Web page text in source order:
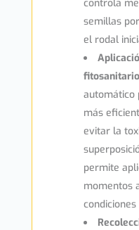
controla
semillas
el rodal
automático
más
evitar la
permite
momentos